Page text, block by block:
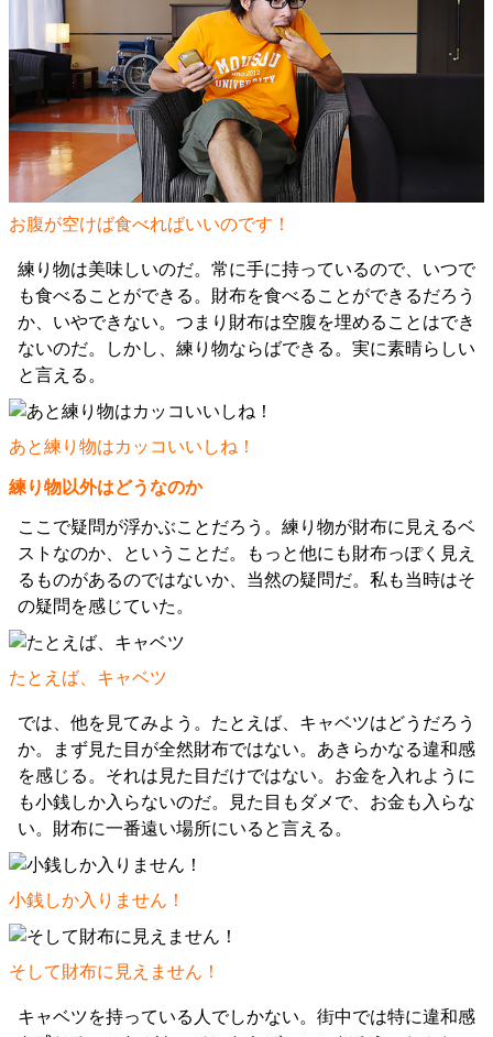
お腹が空けば食べればいいのです！
練り物は美味しいのだ。常に手に持っているので、いつで
も食べることができる。財布を食べることができるだろう
か、いやできない。つまり財布は空腹を埋めることはでき
ないのだ。しかし、練り物ならばできる。実に素晴らしい
と言える。
あと練り物はカッコいいしね！
練り物以外はどうなのか
ここで疑問が浮かぶことだろう。練り物が財布に見えるベ
ストなのか、ということだ。もっと他にも財布っぽく見え
るものがあるのではないか、当然の疑問だ。私も当時はそ
の疑問を感じていた。
たとえば、キャベツ
では、他を見てみよう。たとえば、キャベツはどうだろう
か。まず見た目が全然財布ではない。あきらかなる違和感
を感じる。それは見た目だけではない。お金を入れように
も小銭しか入らないのだ。見た目もダメで、お金も入らな
い。財布に一番遠い場所にいると言える。
小銭しか入りません！
そして財布に見えません！
キャベツを持っている人でしかない。街中では特に違和感